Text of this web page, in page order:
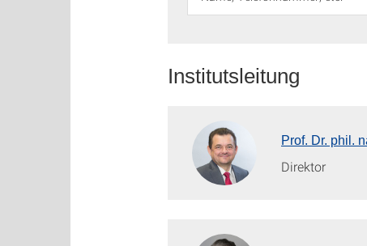
Institutsleitung
Prof. Dr. phil.
Direktor